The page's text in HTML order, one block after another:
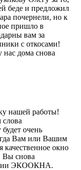
беде и предложил
почернели, но к
пришло в
вам за
с откосами!
нас дома снова
нашей работы!
слова
очень
Вам или Вашим
качественное окно
Вы снова
ЭКООКНА.